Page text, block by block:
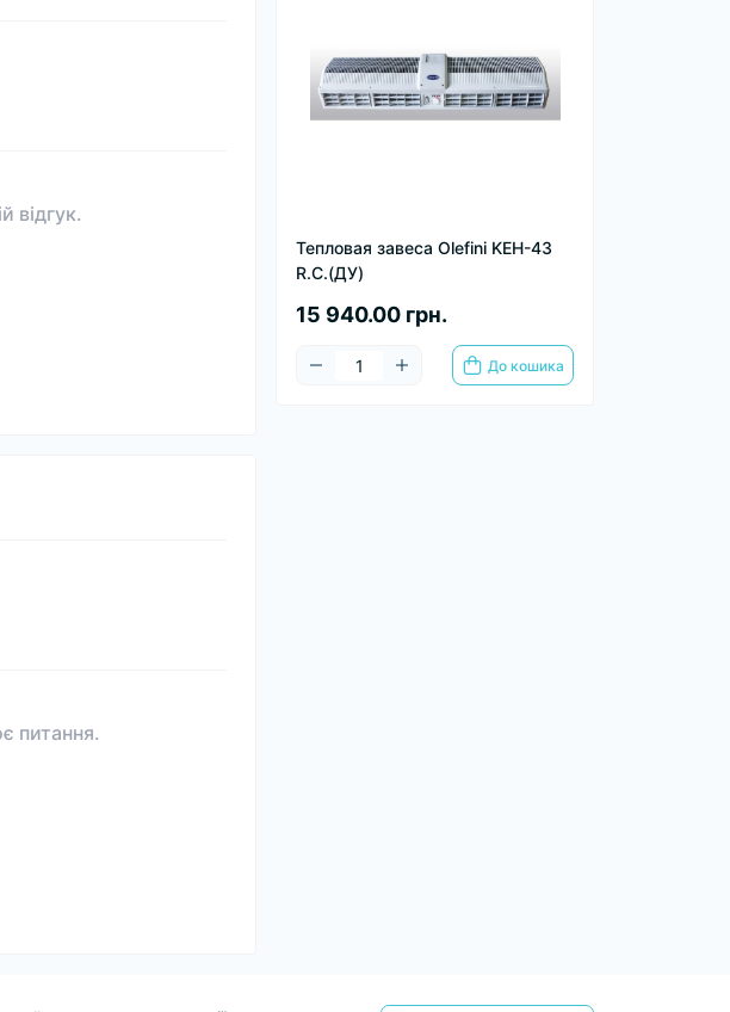
Тепловая завеса Olefini KEH-43
R.C.(ДУ)
15 940.00 грн.
До кошика
відгук.
питання.